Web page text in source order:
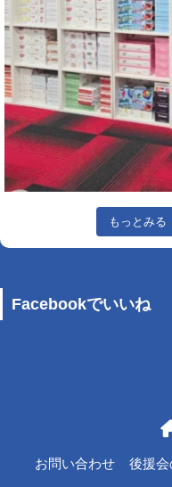
もっとみる
Facebookでいいね
お問い合わせ 後援会